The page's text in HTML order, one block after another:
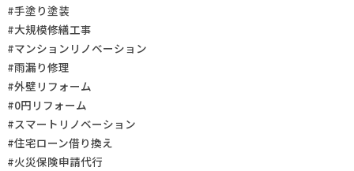
#手塗り塗装
#大規模修繕工事
#マンションリノベーション
#雨漏り修理
#外壁リフォーム
#0円リフォーム
#スマートリノベーション
#住宅ローン借り換え
#火災保険申請代行